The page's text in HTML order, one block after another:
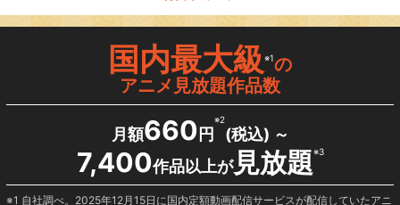
国内最大級※1の
アニメ見放題作品数
月額660 円
※2
(税込) ～
7,400作品以上が見放題※3
1 自社調べ。2025年12月15日に国内定額動画配信サービスが配信していたアニ